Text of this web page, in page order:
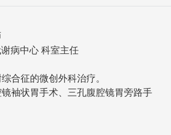
病中心 科室主任
征的微创外科治疗。
状胃手术、三孔腹腔镜胃旁路手